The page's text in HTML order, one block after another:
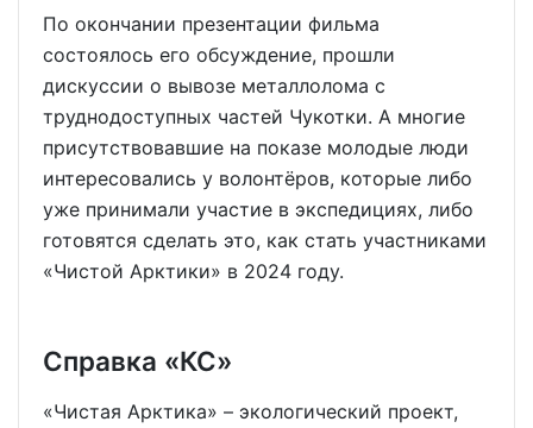
По окончании презентации фильма
состоялось его обсуждение, прошли
дискуссии о вывозе металлолома с
труднодоступных частей Чукотки. А многие
присутствовавшие на показе молодые люди
интересовались у волонтёров, которые либо
уже принимали участие в экспедициях, либо
готовятся сделать это, как стать участниками
«Чистой Арктики» в 2024 году.
Справка «КС»
«Чистая Арктика» – экологический проект,